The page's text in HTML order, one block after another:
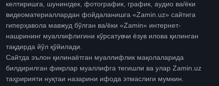
келтиришга, шунингдек, фотографик, график, аудио ва/ёки
видеоматериаллардан фойдаланишга «Zamin.uz» сайтига
гиперҳавола мавжуд бўлган ва/ёки «Zamin» интернет-
нашрининг муаллифлигини кўрсатувчи ёзув илова қилинган
тақдирда йўл қўйилади.
Сайтда эълон қилинаётган муаллифлик мақолаларида
билдирилган фикрлар муаллифга тегишли ва улар Zamin.uz
таҳририяти нуқтаи назарини ифода этмаслиги мумкин.